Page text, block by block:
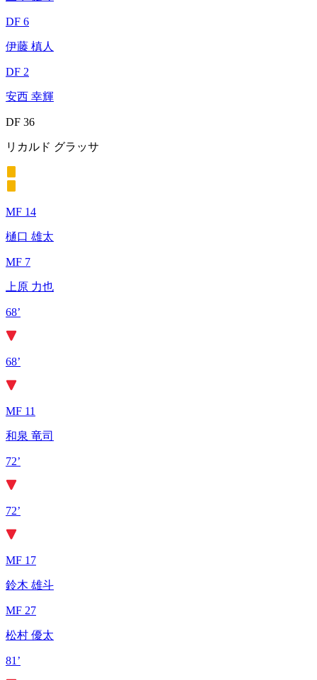
DF 6
伊藤 槙人
DF 2
安西 幸輝
DF 36
リカルド グラッサ
MF 14
樋口 雄太
MF 7
上原 力也
68’
68’
MF 11
和泉 竜司
72’
72’
MF 17
鈴木 雄斗
MF 27
松村 優太
81’